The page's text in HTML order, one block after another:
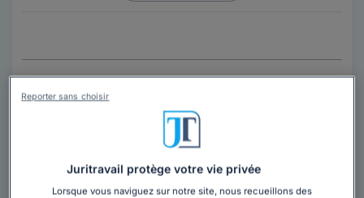
Maître Sonia JACOB
Juritravail protège votre vie privée
Lorsque vous naviguez sur notre site, nous recueillons des
Reporter sans choisir